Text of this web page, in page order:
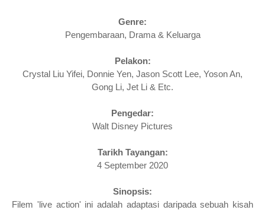
Genre:
Pengembaraan, Drama & Keluarga
Pelakon:
Crystal Liu Yifei, Donnie Yen, Jason Scott Lee, Yoson An,
Gong Li, Jet Li & Etc.
Pengedar:
Walt Disney Pictures
Tarikh Tayangan:
4 September 2020
Sinopsis:
Filem 'live action' ini adalah adaptasi daripada sebuah kisah